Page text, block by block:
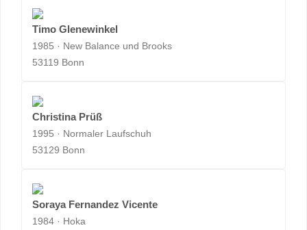
Timo Glenewinkel
1985 · New Balance und Brooks
53119 Bonn
Christina Prüß
1995 · Normaler Laufschuh
53129 Bonn
Soraya Fernandez Vicente
1984 · Hoka